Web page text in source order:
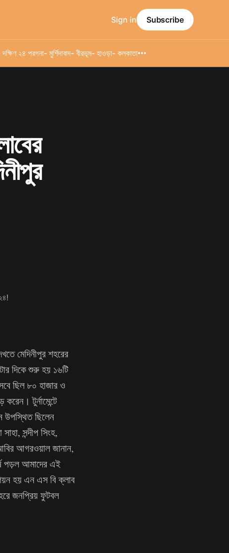
২৪ পরগনা- মুর্শিদাবাদ- বীরভূম- হাওড়া- কলকাতা
Sign in Subscribe
মেদিনীপুর শহরের
দিকে শুরু হয় ১৬টি
ছিল ৮০ হাজার ও
টুর্নামেন্টে
উপস্থিত ছিলেন
সন্দীপ সিংহ,
আবির আগরওয়াল জানান,
পড়ল আমাদের এই
হয় এন এস বি ক্লাব
জনপ্রিয় ফুটবল